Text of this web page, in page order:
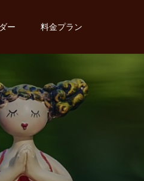
ー 料金プラン